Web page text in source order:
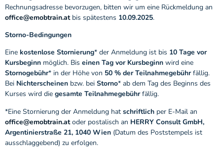
Rechnungsadresse bevorzugen, bitten wir um eine Rückmeldung an
office@emobtrain.atbis spätestens 10.09.2025.
Storno-Bedingungen
Eine kostenlose Stornierung* der Anmeldung ist bis 10 Tage vor
Kursbeginn möglich. Bis einen Tag vor Kursbeginn wird eine
Stornogebühr* in der Höhe von 50 % der Teilnahmegebührfällig.
Bei Nichterscheinen bzw. bei Storno* ab dem Tag des Beginns des
Kurses wird die gesamte Teilnahmegebührfällig.
*Eine Stornierung der Anmeldung hat schriftlich per E-Mail an
office@emobtrain.atoder postalisch an HERRY Consult GmbH,
Argentinierstraße 21, 1040 Wien (Datum des Poststempels ist
ausschlaggebend) zu erfolgen.